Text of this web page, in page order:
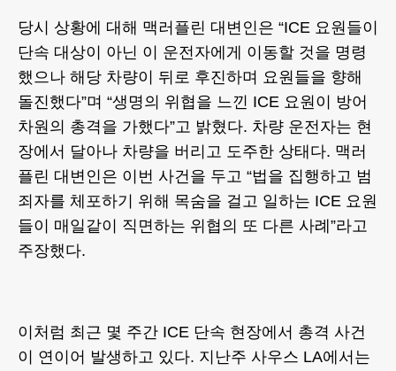
당시 상황에 대해 맥러플린 대변인은 “ICE 요원들이
단속 대상이 아닌 이 운전자에게 이동할 것을 명령
했으나 해당 차량이 뒤로 후진하며 요원들을 향해
돌진했다”며 “생명의 위협을 느낀 ICE 요원이 방어
차원의 총격을 가했다”고 밝혔다. 차량 운전자는 현
장에서 달아나 차량을 버리고 도주한 상태다. 맥러
플린 대변인은 이번 사건을 두고 “법을 집행하고 범
죄자를 체포하기 위해 목숨을 걸고 일하는 ICE 요원
들이 매일같이 직면하는 위협의 또 다른 사례”라고
주장했다.
이처럼 최근 몇 주간 ICE 단속 현장에서 총격 사건
이 연이어 발생하고 있다. 지난주 사우스 LA에서는